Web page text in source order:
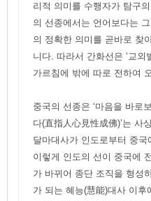
리적 의미를 수행자가 탐구
의 선종에서는 언어보다는
의 정확한 의미를 곧바로 찾
니다. 따라서 간화선은 ‘교외
가르침에 밖에 따로 전하여
중국의 선종은 ‘마음을 바로
다(直指人心見性成佛)’는 사
달마대사가 인도로부터 중
이렇게 인도의 선이 중국에
가 바뀌어 종단 조직을 형성
가 되는 혜능(慧能)대사 이